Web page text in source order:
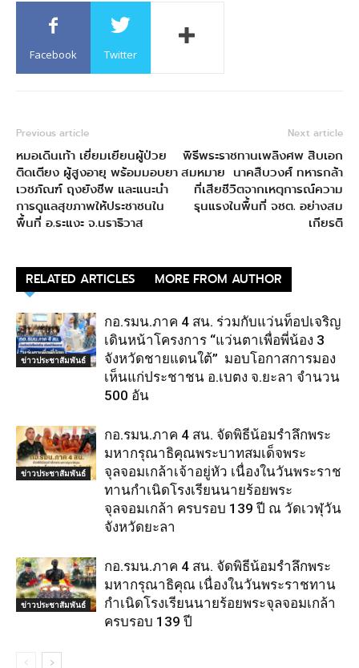
Facebook Twitter
Previous article
หมอเดินเท้า เยี่ยมเยียนผู้ป่วย
ติดเตียง ผู้สูงอายุ พร้อมมอบยา
เวชภัณฑ์ ถุงยังชีพ และแนะนำ
การดูแลสุขภาพให้ประชาชนใน
พื้นที่ อ.ระแงะ จ.นราธิวาส
Next article
พิธีพระราชทานเพลิงศพ สิบเอก
สมหมาย นาคสืบวงศ์ ทหารกล้า
ที่เสียชีวิตจากเหตุการณ์ความ
รุนแรงในพื้นที่ จชต. อย่างสม
เกียรติ
RELATED ARTICLES MORE FROM AUTHOR
ข่าวประชาสัมพันธ์
กอ.รมน.ภาค 4 สน. ร่วมกับแว่นท็อปเจริญ
เดินหน้าโครงการ “แว่นตาเพื่อพี่น้อง 3
จังหวัดชายแดนใต้” มอบโอกาสการมอง
เห็นแก่ประชาชน อ.เบตง จ.ยะลา จำนวน
500 อัน
ข่าวประชาสัมพันธ์
กอ.รมน.ภาค 4 สน. จัดพิธีน้อมรำลึกพระ
มหากรุณาธิคุณพระบาทสมเด็จพระ
จุลจอมเกล้าเจ้าอยู่หัว เนื่องในวันพระราช
ทานกำเนิดโรงเรียนนายร้อยพระ
จุลจอมเกล้า ครบรอบ 139 ปี ณ วัดเวฬุวัน
จังหวัดยะลา
ข่าวประชาสัมพันธ์
กอ.รมน.ภาค 4 สน. จัดพิธีน้อมรำลึกพระ
มหากรุณาธิคุณ เนื่องในวันพระราชทาน
กำเนิดโรงเรียนนายร้อยพระจุลจอมเกล้า
ครบรอบ 139 ปี